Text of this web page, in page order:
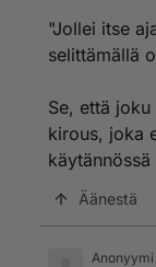
"Jollei itse
selittämällä
Se, että
kirous, joka
käytännössä
Äänestä
Anonyymi